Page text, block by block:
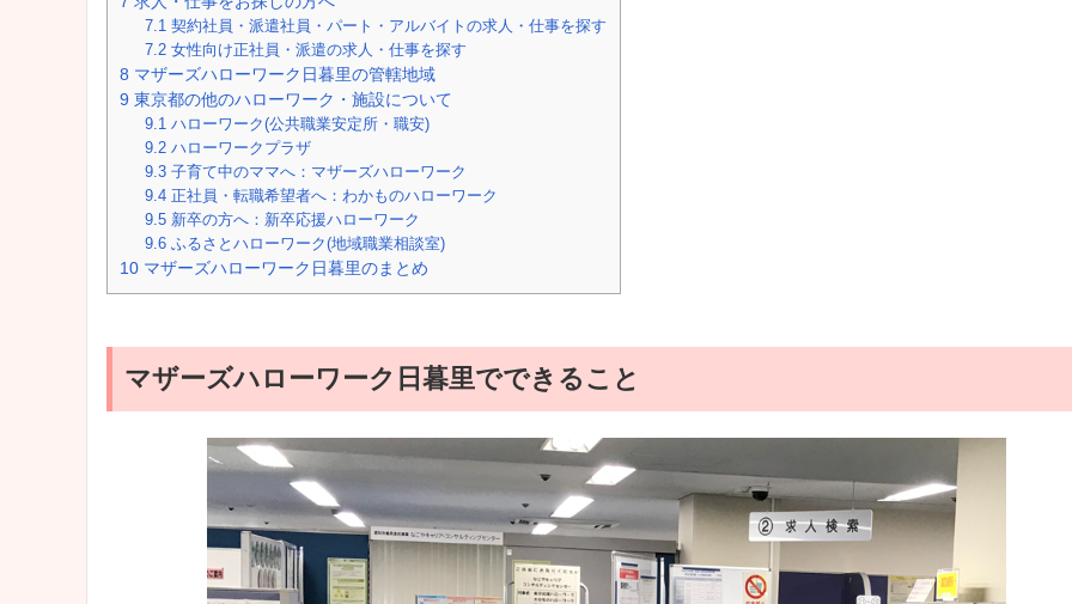
7.1 契約社員・派遣社員・パート・アルバイトの求人・仕事を探す
7.2 女性向け正社員・派遣の求人・仕事を探す
8 マザーズハローワーク日暮里の管轄地域
9 東京都の他のハローワーク・施設について
9.1 ハローワーク(公共職業安定所・職安)
9.2 ハローワークプラザ
9.3 子育て中のママへ：マザーズハローワーク
9.4 正社員・転職希望者へ：わかものハローワーク
9.5 新卒の方へ：新卒応援ハローワーク
9.6 ふるさとハローワーク(地域職業相談室)
10 マザーズハローワーク日暮里のまとめ
マザーズハローワーク日暮里でできること